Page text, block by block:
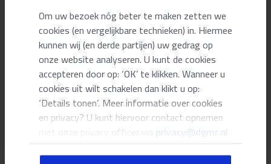
Om uw bezoek nóg beter te maken zetten we
cookies (en vergelijkbare technieken) in. Hiermee
kunnen wij (en derde partijen) uw gedrag op
onze website analyseren. U kunt de cookies
accepteren door op: ‘OK’ te klikken. Wanneer u
cookies uit wilt schakelen dan klikt u op:
‘Details tonen’. Meer informatie over cookies
en privacy? U kunt hiervoor contact opnemen
privacy@dgmr.nl
aandachtsgebieden: bouwkundig, bouwfysisch, brandveiligheid en
installaties. We brengen alle aspecten overzichtelijk bij elkaar,
zodat u in één oogopslag ziet hoe u ervoor staat.
Ons format is praktisch uitvoerbaar; de architect kan er goed
mee uit de voeten en helder verwoorden hoe het ontwerp kan
voldoen aan de eisen.